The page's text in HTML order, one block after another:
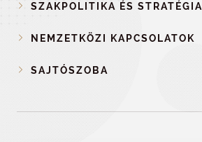
SZAKPOLITIKA ÉS STRATÉGIA
NEMZETKÖZI KAPCSOLATOK
SAJTÓSZOBA